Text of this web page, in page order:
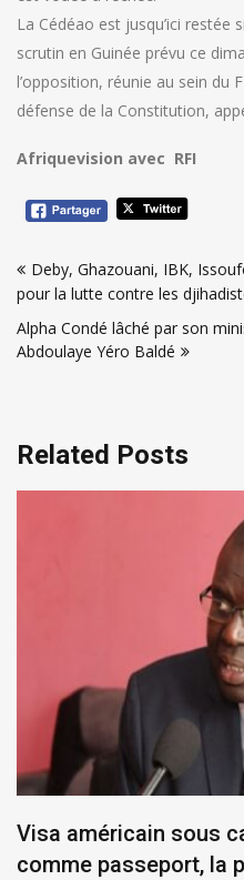
La Cédéao est jusqu’ici restée
scrutin en Guinée prévu ce
l’opposition, réunie au sein du
défense de la Constitution,
Afriquevision avec RFI
de
l’article
Deby, Ghazouani, IBK,
pour la lutte contre les
Alpha Condé lâché par son
Abdoulaye Yéro Baldé
Related Posts
Visa américain sous
comme passeport, la